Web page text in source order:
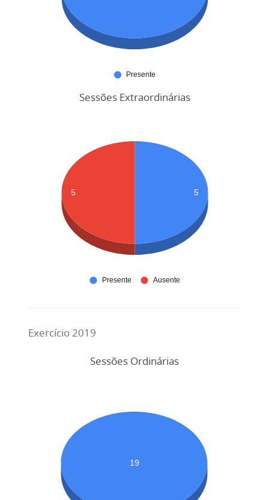
Sessões Extraordinárias
Exercício 2019
Sessões Ordinárias